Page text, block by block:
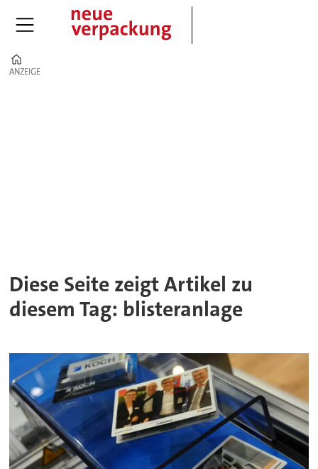
ANZEIGE
ANZEIGE
Diese Seite zeigt Artikel zu
diesem Tag: blisteranlage